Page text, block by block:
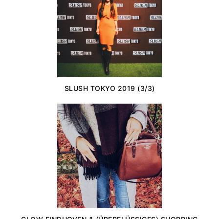
SLUSH TOKYO 2019 (3/3)